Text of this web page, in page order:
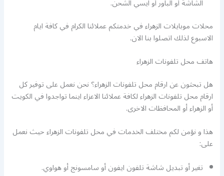
الشاشة أو الباور أو ايسي الشحن.
محلات موبايلات الزهراء في خدمتكم عملائنا الكرام في كافة ايام
الاسبوع لذلك اتصلوا بنا الان.
هاتف محل تلفونات الزهراء
هل تبحثون عن ارقام محل تلفونات الزهراء؟ نحن نعمل على توفير كل
ارقام محل تلفونات الزهراء لكافة عملائنا الاعزاء اينما تواجدوا في الكويت
أو الزهراء أو المحافظات الاخرى.
هذا و نؤمن لكم مختلف الخدمات في محل تلفونات الزهراء حيث نعمل
على:
تغير أو تبديل شاشة تلفون ايفون أو سامسونج أو هواوي.